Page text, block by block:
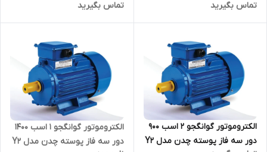
مدل Y2 ترمینال بالا
تماس بگیرید
ترمینال بالا
تماس بگیرید
الکتروموتور گوانگجو 2 اسب 900
دور سه فاز پوسته چدن مدل Y2
الکتروموتور گوانگجو 1 اسب 1400
دور سه فاز پوسته چدن مدل Y2